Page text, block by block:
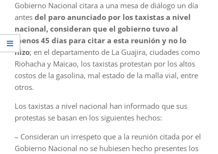
Gobierno Nacional citara a una mesa de diálogo un día
antes del paro anunciado por los taxistas a nivel
nacional, consideran que el gobierno tuvo al
menos 45 días para citar a esta reunión y no lo
hizo; en el departamento de La Guajira, ciudades como
Riohacha y Maicao, los taxistas protestan por los altos
costos de la gasolina, mal estado de la malla vial, entre
otros.
Los taxistas a nivel nacional han informado que sus
protestas se basan en los siguientes hechos:
– Consideran un irrespeto que a la reunión citada por el
Gobierno Nacional no se hubiesen hecho presentes los